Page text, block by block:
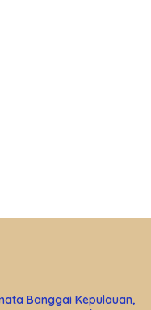
Banggai Kepulauan,